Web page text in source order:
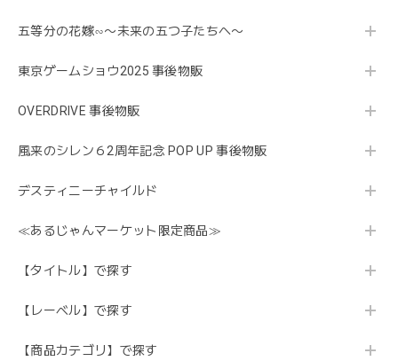
五等分の花嫁∽〜未来の五つ子たちへ〜
東京ゲームショウ2025 事後物販
OVERDRIVE 事後物販
風来のシレン６2周年記念 POP UP 事後物販
デスティニーチャイルド
≪あるじゃんマーケット限定商品≫
【タイトル】で探す
【レーベル】で探す
【商品カテゴリ】で探す